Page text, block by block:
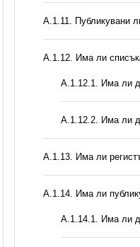
А.1.11. Публикувани
А.1.12. Има ли
A.1.12.1. Има ли
A.1.12.2. Има ли
А.1.13. Има ли
А.1.14. Има ли
A.1.14.1. Има ли